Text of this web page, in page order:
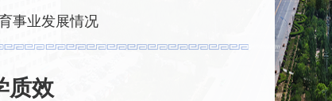
事业发展情况
质效